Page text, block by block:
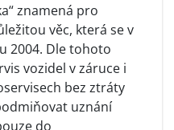
znamená pro
věc, která se v
2004. Dle tohoto
vozidel v záruce i
bez ztráty
uznání
do